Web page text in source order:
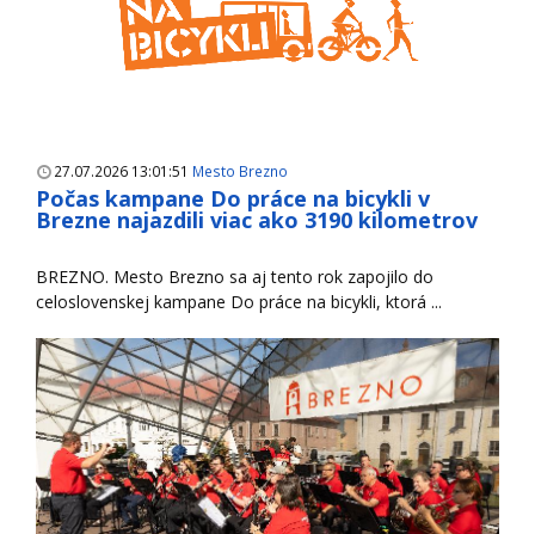
27.07.2026 13:01:51 Mesto Brezno
Počas kampane Do práce na bicykli v
Brezne najazdili viac ako 3190 kilometrov
BREZNO. Mesto Brezno sa aj tento rok zapojilo do
celoslovenskej kampane Do práce na bicykli, ktorá ...